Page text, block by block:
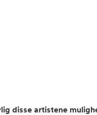
disse artistene